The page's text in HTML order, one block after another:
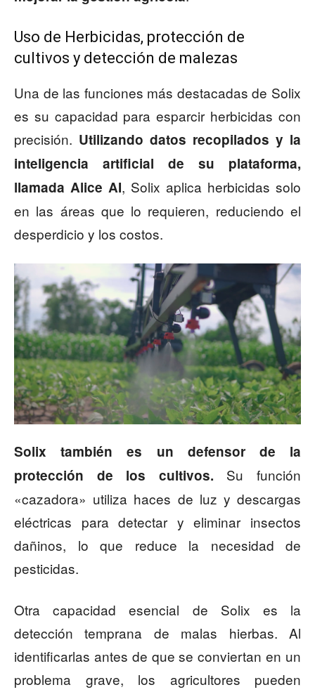
Uso de Herbicidas, protección de
cultivos y detección de malezas
Una de las funciones más destacadas de Solix
es su capacidad para esparcir herbicidas con
precisión. Utilizando datos recopilados y la
inteligencia artificial de su plataforma,
llamada Alice AI, Solix aplica herbicidas solo
en las áreas que lo requieren, reduciendo el
desperdicio y los costos.
Solix también es un defensor de la
protección de los cultivos. Su función
«cazadora» utiliza haces de luz y descargas
eléctricas para detectar y eliminar insectos
dañinos, lo que reduce la necesidad de
pesticidas.
Otra capacidad esencial de Solix es la
detección temprana de malas hierbas. Al
identificarlas antes de que se conviertan en un
problema grave, los agricultores pueden